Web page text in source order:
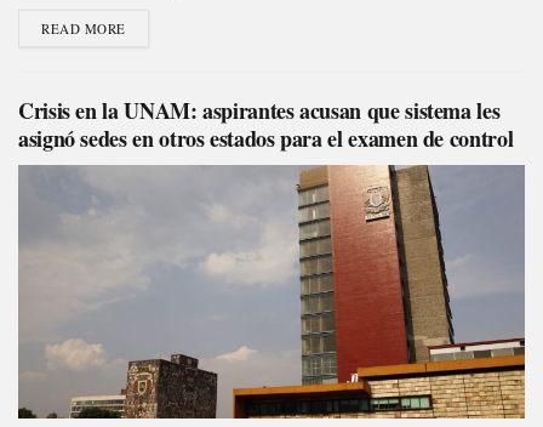
READ MORE
Crisis en la UNAM: aspirantes acusan que sistema les
asignó sedes en otros estados para el examen de control